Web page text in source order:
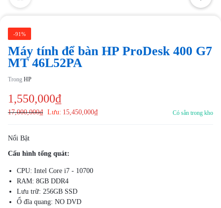
-91%
Máy tính để bàn HP ProDesk 400 G7
MT 46L52PA
Trong HP
1,550,000₫
17,000,000₫ Lưu: 15,450,000₫ Có sẵn trong kho
Nổi Bật
Cấu hình tổng quát:
CPU: Intel Core i7 - 10700
RAM: 8GB DDR4
Lưu trữ: 256GB SSD
Ổ đĩa quang: NO DVD